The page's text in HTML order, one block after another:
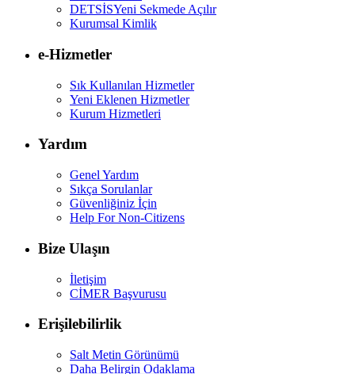
DETSİSYeni Sekmede Açılır
Kurumsal Kimlik
e-Hizmetler
Sık Kullanılan Hizmetler
Yeni Eklenen Hizmetler
Kurum Hizmetleri
Yardım
Genel Yardım
Sıkça Sorulanlar
Güvenliğiniz İçin
Help For Non-Citizens
Bize Ulaşın
İletişim
CİMER Başvurusu
Erişilebilirlik
Salt Metin Görünümü
Daha Belirgin Odaklama